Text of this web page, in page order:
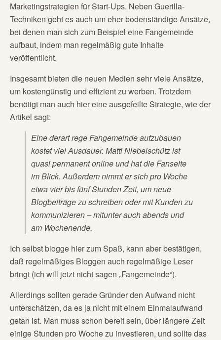
Marketingstrategien für Start-Ups. Neben Guerilla-
Techniken geht es auch um eher bodenständige Ansätze,
bei denen man sich zum Beispiel eine Fangemeinde
aufbaut, indem man regelmäßig gute Inhalte
veröffentlicht.
Insgesamt bieten die neuen Medien sehr viele Ansätze,
um kostengünstig und effizient zu werben. Trotzdem
benötigt man auch hier eine ausgefeilte Strategie, wie der
Artikel sagt:
Eine derart rege Fangemeinde aufzubauen
kostet viel Ausdauer. Matti Niebelschütz ist
quasi permanent online und hat die Fanseite
im Blick. Außerdem nimmt er sich pro Woche
etwa vier bis fünf Stunden Zeit, um neue
Blogbeiträge zu schreiben oder mit Kunden zu
kommunizieren – mitunter auch abends und
am Wochenende.
Ich selbst blogge hier zum Spaß, kann aber bestätigen,
daß regelmäßiges Bloggen auch regelmäßige Leser
bringt (ich will jetzt nicht sagen „Fangemeinde“).
Allerdings sollten gerade Gründer den Aufwand nicht
unterschätzen, da es ja nicht mit einem Einmalaufwand
getan ist. Man muss schon bereit sein, über längere Zeit
einige Stunden pro Woche zu investieren, und sollte das